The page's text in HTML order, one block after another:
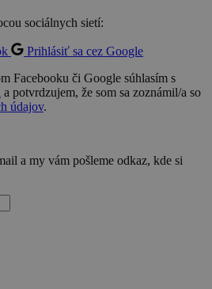
sociálnych sietí:
Prihlásiť sa cez Google
Facebooku či Google súhlasím s
a potvrdzujem, že som sa zoznámil/a so
údajov.
a my vám pošleme odkaz, kde si